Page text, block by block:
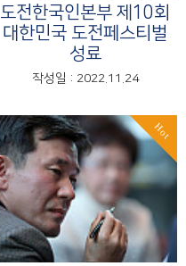
도전한국인본부 제10회
대한민국 도전페스티벌
성료
작성일 : 2022.11.24
Hot